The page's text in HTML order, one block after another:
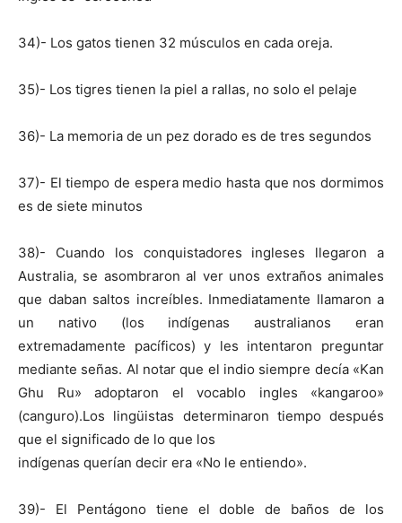
34)- Los gatos tienen 32 músculos en cada oreja.
35)- Los tigres tienen la piel a rallas, no solo el pelaje
36)- La memoria de un pez dorado es de tres segundos
37)- El tiempo de espera medio hasta que nos dormimos
es de siete minutos
38)- Cuando los conquistadores ingleses llegaron a
Australia, se asombraron al ver unos extraños animales
que daban saltos increíbles. Inmediatamente llamaron a
un nativo (los indígenas australianos eran
extremadamente pacíficos) y les intentaron preguntar
mediante señas. Al notar que el indio siempre decía «Kan
Ghu Ru» adoptaron el vocablo ingles «kangaroo»
(canguro).Los lingüistas determinaron tiempo después
que el significado de lo que los
indígenas querían decir era «No le entiendo».
39)- El Pentágono tiene el doble de baños de los